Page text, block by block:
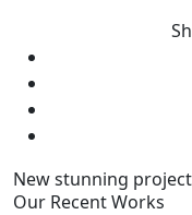
New stunning
Our Recent Works